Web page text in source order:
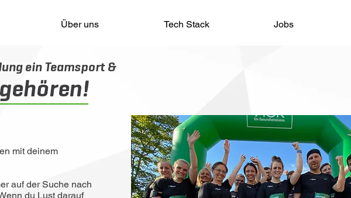
Über uns Tech Stack Jobs
ein Teamsport &
mit deinem
auf der Suche nach
du Lust darauf